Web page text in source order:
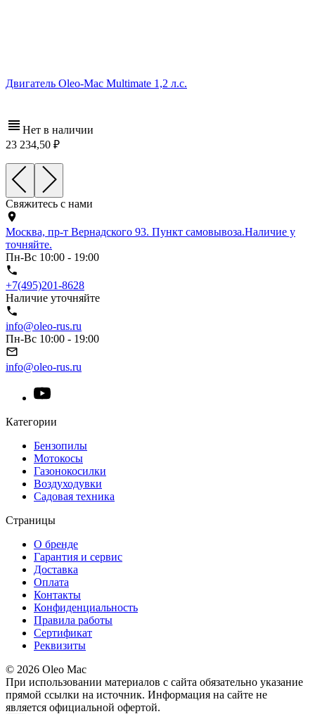
Двигатель Oleo-Mac Multimate 1,2 л.с.
Нет в наличии
23 234,50
Свяжитесь с нами
Москва, пр-т Вернадского 93. Пункт самовывоза.Наличие у
точняйте.
Пн-Вс 10:00 - 19:00
+7(495)201-8628
Наличие уточняйте
info@oleo-rus.ru
Пн-Вс 10:00 - 19:00
info@oleo-rus.ru
Категории
Бензопилы
Мотокосы
Газонокосилки
Воздуходувки
Садовая техника
Страницы
О бренде
Гарантия и сервис
Доставка
Оплата
Контакты
Конфиденциальность
Правила работы
Сертификат
Реквизиты
© 2026 Oleo Mac
При использовании материалов с сайта обязательно указание
прямой ссылки на источник. Информация на сайте не
является официальной офертой.